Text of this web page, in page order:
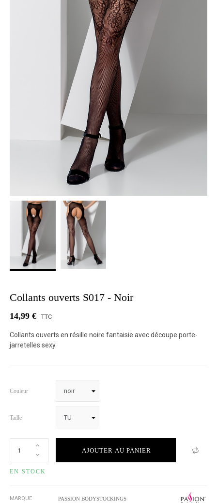
Collants ouverts S017 - Noir
14,99 € TTC
Collants ouverts en résille noire fantaisie avec découpe porte-
jarretelles sexy.
Couleur
Taille
AJOUTER AU PANIER
EN STOCK
MARQUE PASSION BODYSTOCKINGS